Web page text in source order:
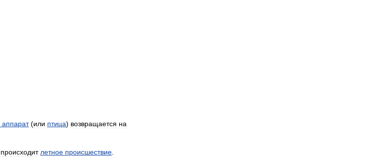
аппарат(или птица) возвращается на
происходит летное происшествие.